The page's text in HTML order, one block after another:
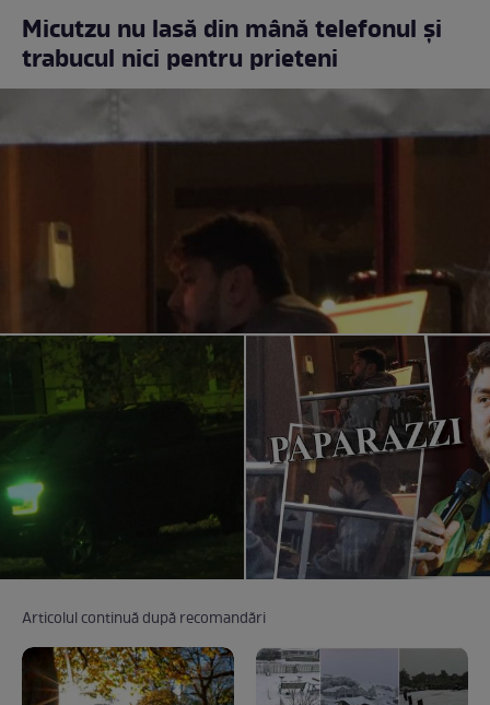
Micutzu nu lasă din mână telefonul și
trabucul nici pentru prieteni
Articolul continuă după recomandări